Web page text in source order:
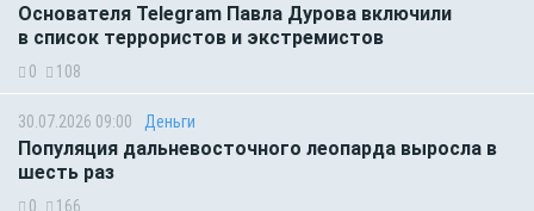
Основателя Telegram Павла Дурова включили
в список террористов и экстремистов
0 108
30.07.2026 09:00 Деньги
Популяция дальневосточного леопарда выросла в
шесть раз
0 166